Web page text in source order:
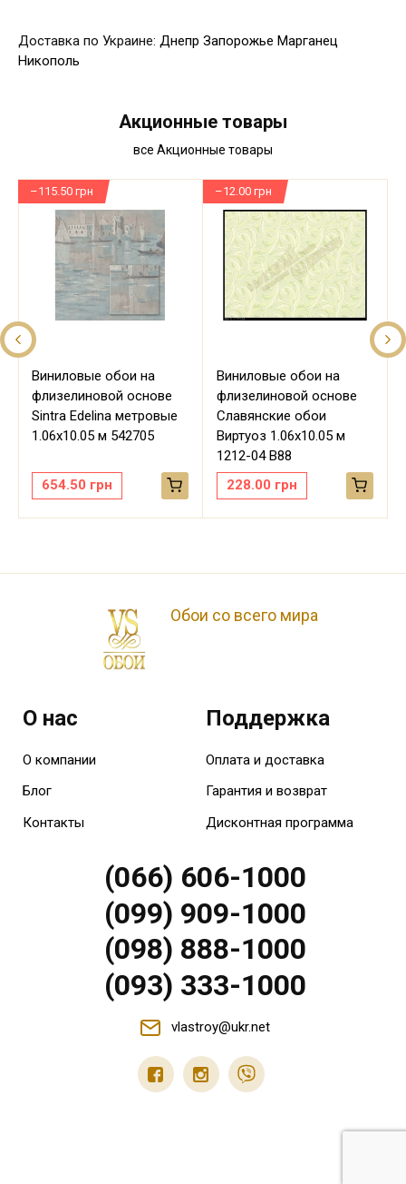
Доставка по Украине: Днепр Запорожье Марганец
Никополь
Акционные товары
все Акционные товары
Виниловые обои на
флизелиновой основе
Sintra Edelina метровые
1.06х10.05 м 542705
654.50 грн
–115.50 грн
Виниловые обои на
флизелиновой основе
Славянские обои
Виртуоз 1.06х10.05 м
1212-04 В88
228.00 грн
–12.00 грн
Обои со всего мира
О нас
О компании
Блог
Контакты
Поддержка
Оплата и доставка
Гарантия и возврат
Дисконтная программа
(066) 606-1000
(099) 909-1000
(098) 888-1000
(093) 333-1000
vlastroy@ukr.net